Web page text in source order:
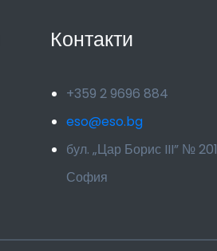
Контакти
+359 2 9696 884
eso@eso.bg
бул. „Цар Борис III” № 201
София